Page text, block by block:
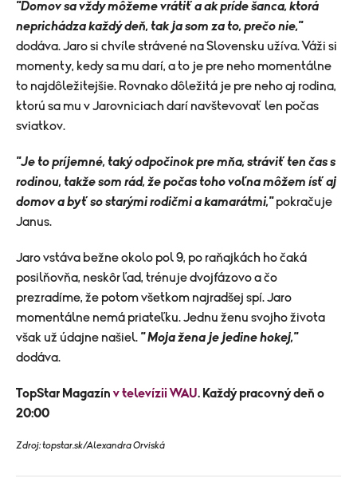
"Domov sa vždy môžeme vrátiť a ak príde šanca, ktorá
neprichádza každý deň, tak ja som za to, prečo nie,"
dodáva. Jaro si chvíle strávené na Slovensku užíva. Váži si
momenty, kedy sa mu darí, a to je pre neho momentálne
to najdôležitejšie. Rovnako dôležitá je pre neho aj rodina,
ktorú sa mu v Jarovniciach darí navštevovať len počas
sviatkov.
"Je to príjemné, taký odpočinok pre mňa, stráviť ten čas s
rodinou, takže som rád, že počas toho voľna môžem ísť aj
domov a byť so starými rodičmi a kamarátmi,"pokračuje
Janus.
Jaro vstáva bežne okolo pol 9, po raňajkách ho čaká
posilňovňa, neskôr ľad, trénuje dvojfázovo a čo
prezradíme, že potom všetkom najradšej spí. Jaro
momentálne nemá priateľku. Jednu ženu svojho života
však už údajne našiel. " Moja žena je jedine hokej,"
dodáva.
TopStar Magazín v televízii WAU. Každý pracovný deň o
20:00
Zdroj: topstar.sk/Alexandra Orviská